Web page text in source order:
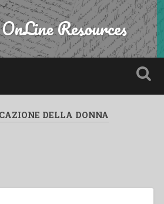
Resources
DELLA DONNA